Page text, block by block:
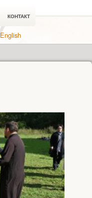
КОНТАКТ
English